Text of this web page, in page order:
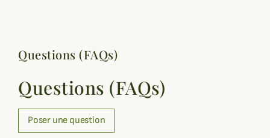
Questions (FAQs)
Questions (FAQs)
Poser une question